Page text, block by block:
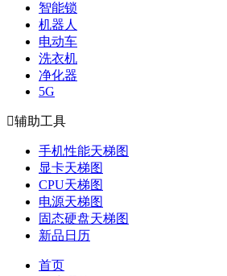
智能锁
机器人
电动车
洗衣机
净化器
5G
辅助工具
手机性能天梯图
显卡天梯图
CPU天梯图
电源天梯图
固态硬盘天梯图
新品日历
首页